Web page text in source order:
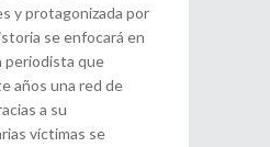
y protagonizada por
se enfocará en
periodista que
años una red de
a su
víctimas se